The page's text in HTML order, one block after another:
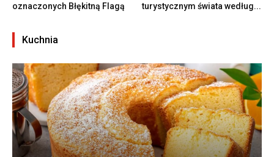
oznaczonych Błękitną Flagą
turystycznym świata według...
Kuchnia